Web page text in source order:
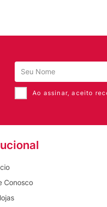
Ao assinar, aceito
Conosco